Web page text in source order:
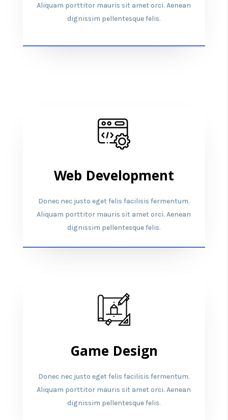
Aliquam porttitor mauris sit amet orci. Aenean
dignissim pellentesque felis.
Web Development
Donec nec justo eget felis facilisis fermentum.
Aliquam porttitor mauris sit amet orci. Aenean
dignissim pellentesque felis.
Game Design
Donec nec justo eget felis facilisis fermentum.
Aliquam porttitor mauris sit amet orci. Aenean
dignissim pellentesque felis.